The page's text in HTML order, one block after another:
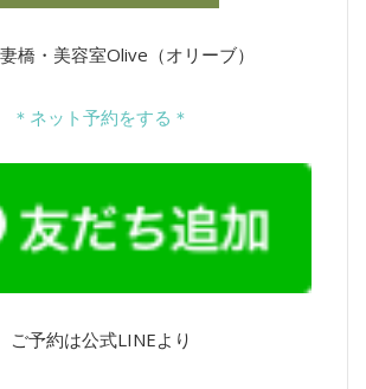
橋・美容室Olive（オリーブ）
＊ネット予約をする＊
ご予約は公式LINEより